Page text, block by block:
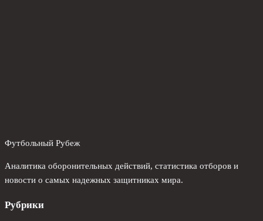
Футбольный Рубеж
Аналитика оборонительных действий, статистика отборов и
новости о самых надежных защитниках мира.
Рубрики